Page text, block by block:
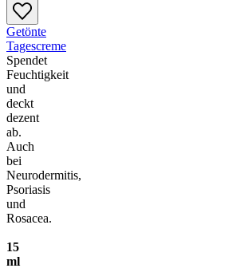
Getönte
Tagescreme
Spendet
Feuchtigkeit
und
deckt
dezent
ab.
Auch
bei
Neurodermitis,
Psoriasis
und
Rosacea.
15
ml